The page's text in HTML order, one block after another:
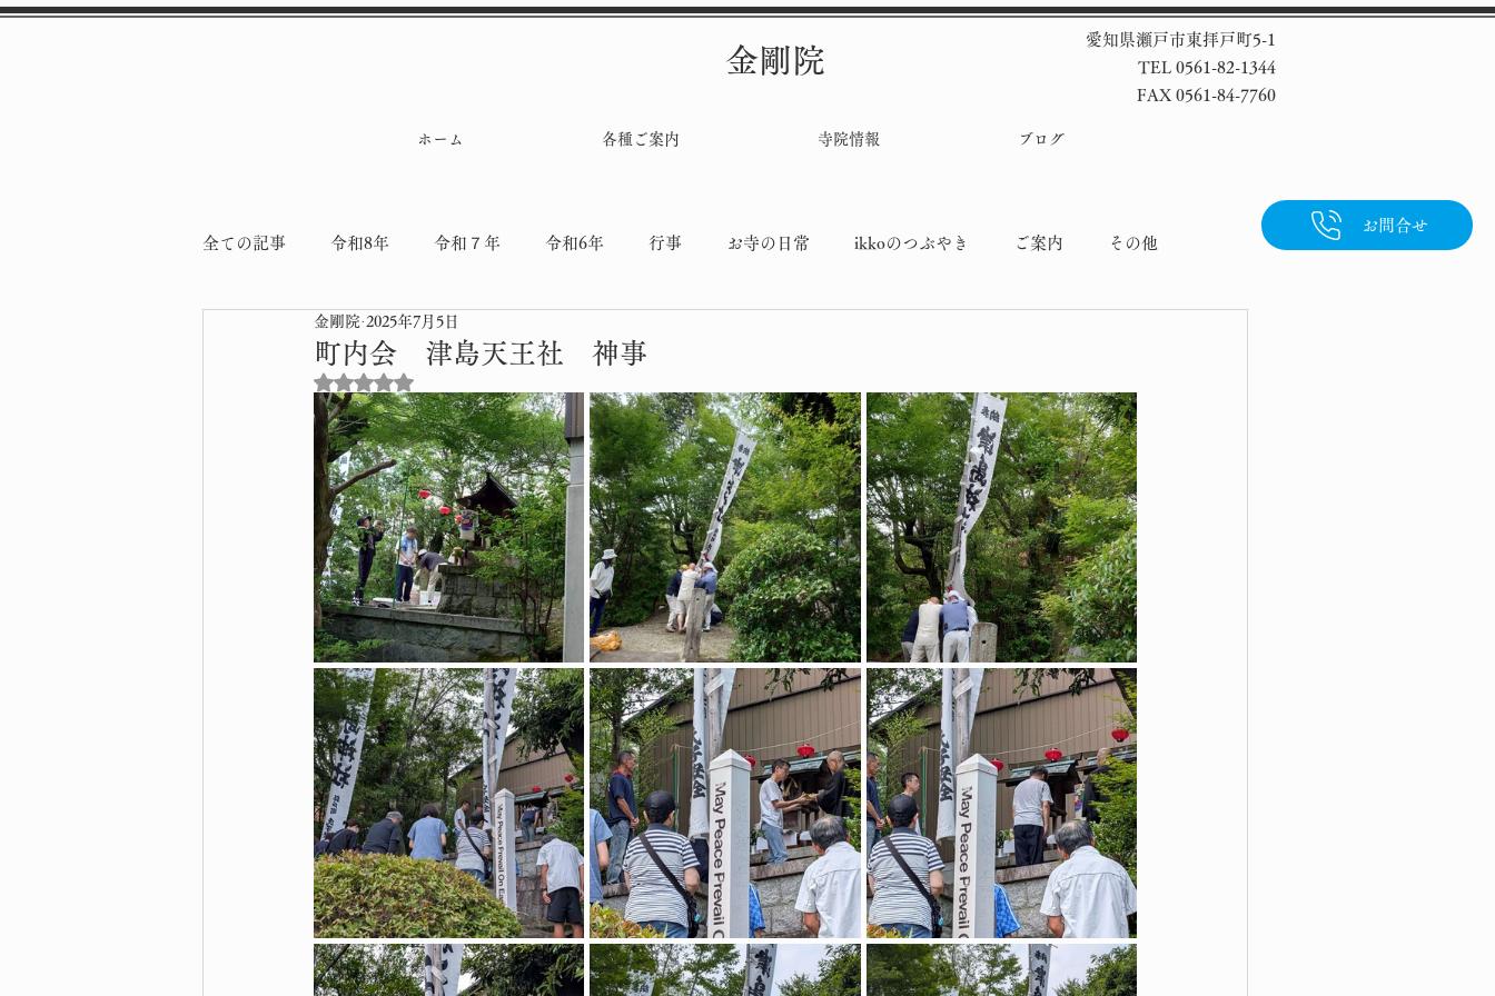
お問合せ
金剛院
愛知県瀬戸市東拝戸町5-1
TEL 0561-82-1344
FAX 0561-84-7760
ホーム 各種ご案内 寺院情報 ブログ
全ての記事 令和8年 令和７年 令和6年 行事 お寺の日常 ikkoのつぶやき ご案内 その他
令和4年 納骨堂工事
町内会 津島天王社 神事
金剛院 2025年7月5日
5つ星のうちNaNと評価されています。